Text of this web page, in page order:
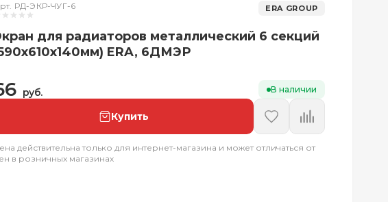
РД-ЭКР-ЧУГ-6 ERA GROUP
для радиаторов металлический 6 секций
ERA, 6ДМЭР
руб. В наличии
Купить
действительна только для интернет-магазина и может отличаться от
в розничных магазинах